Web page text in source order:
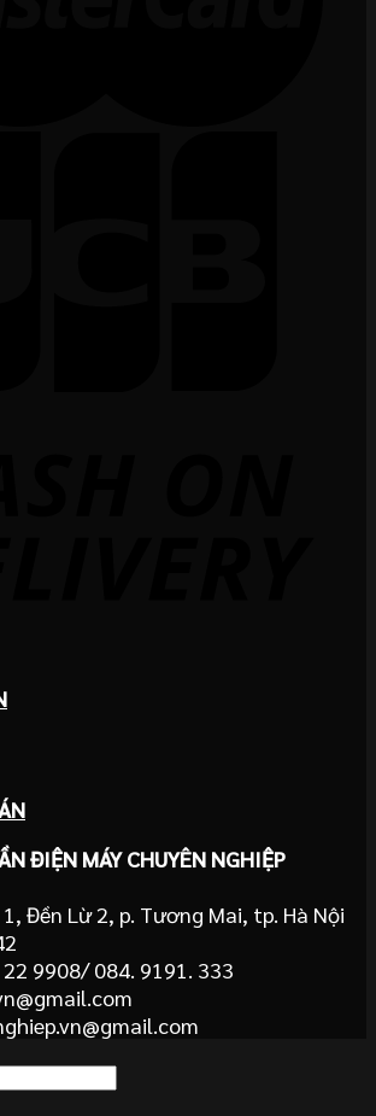
ĐIỆN MÁY CHUYÊN NGHIỆP
Đền Lừ 2, p. Tương Mai, tp. Hà Nội
9908/ 084. 9191. 333